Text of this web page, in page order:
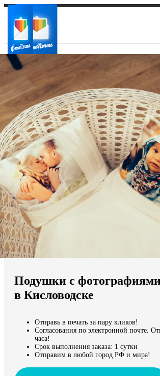
Ваш город:
Ваш регион доставки
Выберите из списка:
Мы доставляем по всему миру
Продолжить без города
Подушки с фотографиями
в Кисловодске
Отправь в печать за пару кликов!
Согласования по электронной почте.
часа!
Срок выполнения заказа: 1 сутки
Отправим в любой город РФ и мира!